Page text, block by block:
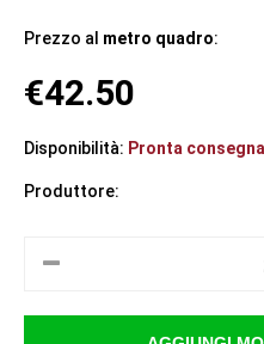
Prezzo al metro quadro:
€42.50
Disponibilità: Pronta
Produttore: